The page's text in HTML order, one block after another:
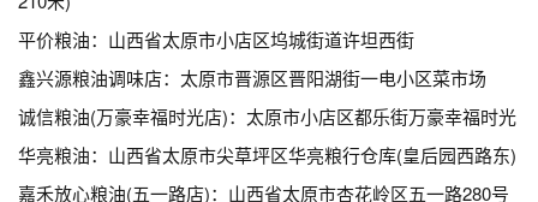
平价粮油：山西省太原市小店区坞城街道许坦西街
鑫兴源粮油调味店：太原市晋源区晋阳湖街一电小区菜市场
诚信粮油(万豪幸福时光店)：太原市小店区都乐街万豪幸福时光
华亮粮油：山西省太原市尖草坪区华亮粮行仓库(皇后园西路东)
嘉禾放心粮油(五一路店)：山西省太原市杏花岭区五一路280号